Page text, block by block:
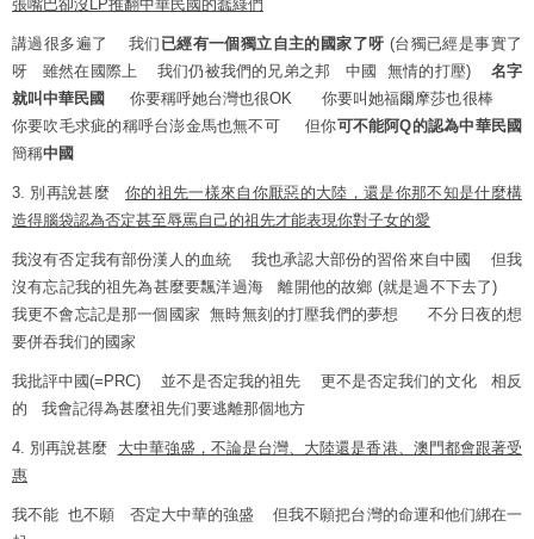
張嘴巴卻沒LP推翻中華民國的蠢綠們
講過很多遍了 我们 已經有一個獨立自主的國家了呀 (台獨已經是事實了
呀 雖然在國際上 我们仍被我們的兄弟之邦 中國 無情的打壓) 名字
就叫中華民國 你要稱呼她台灣也很OK 你要叫她福爾摩莎也很棒
你要吹毛求疵的稱呼台澎金馬也無不可 但你可不能阿Q的認為中華民國
簡稱中國
3. 別再說甚麼 你的祖先一樣來自你厭惡的大陸，還是你那不知是什麼構
造得腦袋認為否定甚至辱罵自己的祖先才能表現你對子女的愛
我沒有否定我有部份漢人的血統 我也承認大部份的習俗來自中國 但我
沒有忘記我的祖先為甚麼要飄洋過海 離開他的故鄉 (就是過不下去了)
我更不會忘記是那一個國家 無時無刻的打壓我們的夢想 不分日夜的想
要併吞我们的國家
我批評中國(=PRC) 並不是否定我的祖先 更不是否定我们的文化 相反
的 我會記得為甚麼祖先们要逃離那個地方
4. 別再說甚麼 大中華強盛，不論是台灣、大陸還是香港、澳門都會跟著受
惠
我不能 也不願 否定大中華的強盛 但我不願把台灣的命運和他们綁在一